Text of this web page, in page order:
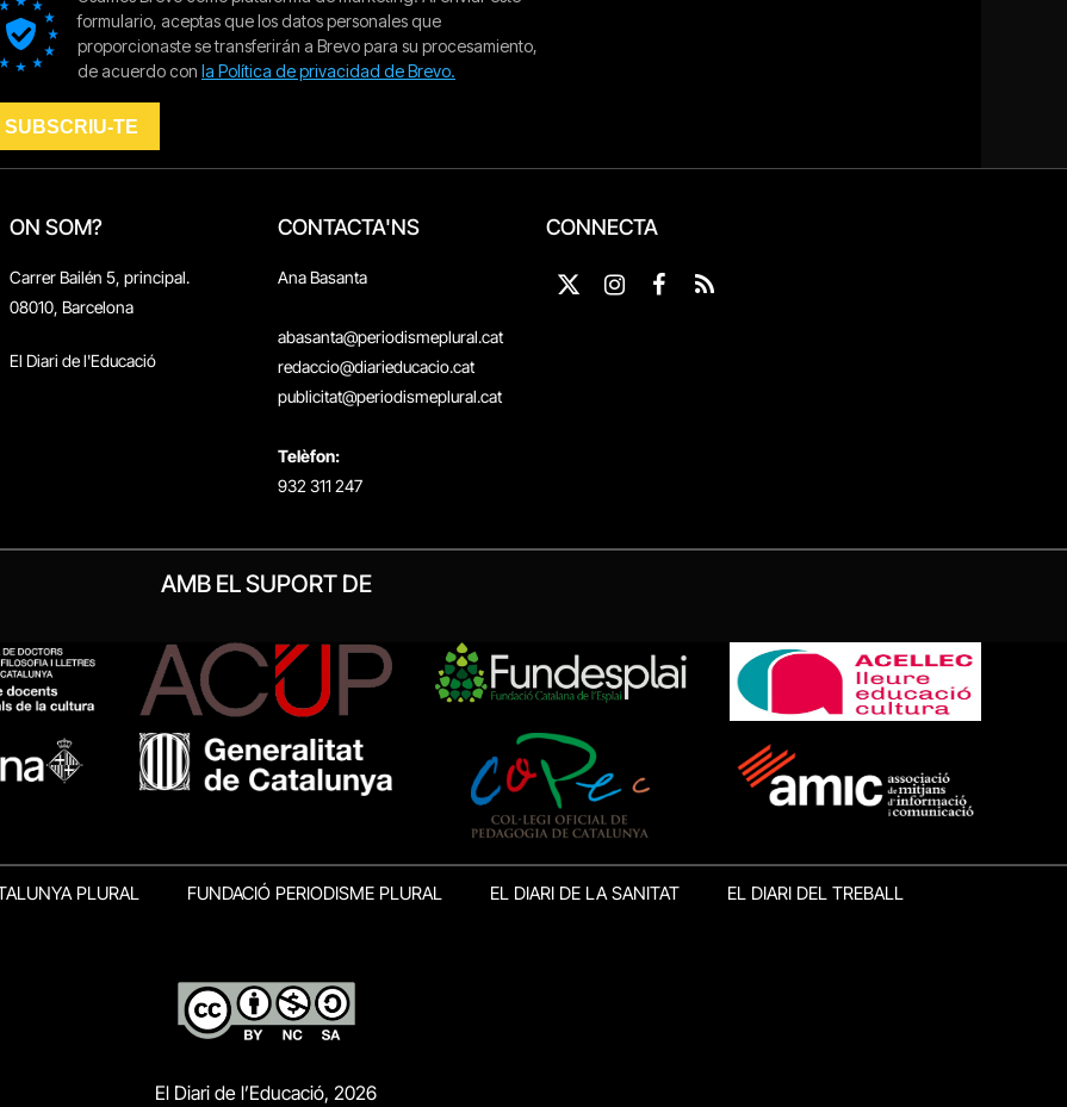
ON SOM?
Carrer Bailén 5, principal.
08010, Barcelona
El Diari de l'Educació
CONTACTA'NS
Ana Basanta
abasanta@periodismeplural.cat
redaccio@diarieducacio.cat
publicitat@periodismeplural.cat
Telèfon:
932 311 247
CONNECTA
X
Instagram
Facebook
RSS
AMB EL SUPORT DE
PLURAL FUNDACIÓ PERIODISME PLURAL EL DIARI DE LA SANITAT EL DIARI DEL TREBALL
El Diari de l’Educació, 2026